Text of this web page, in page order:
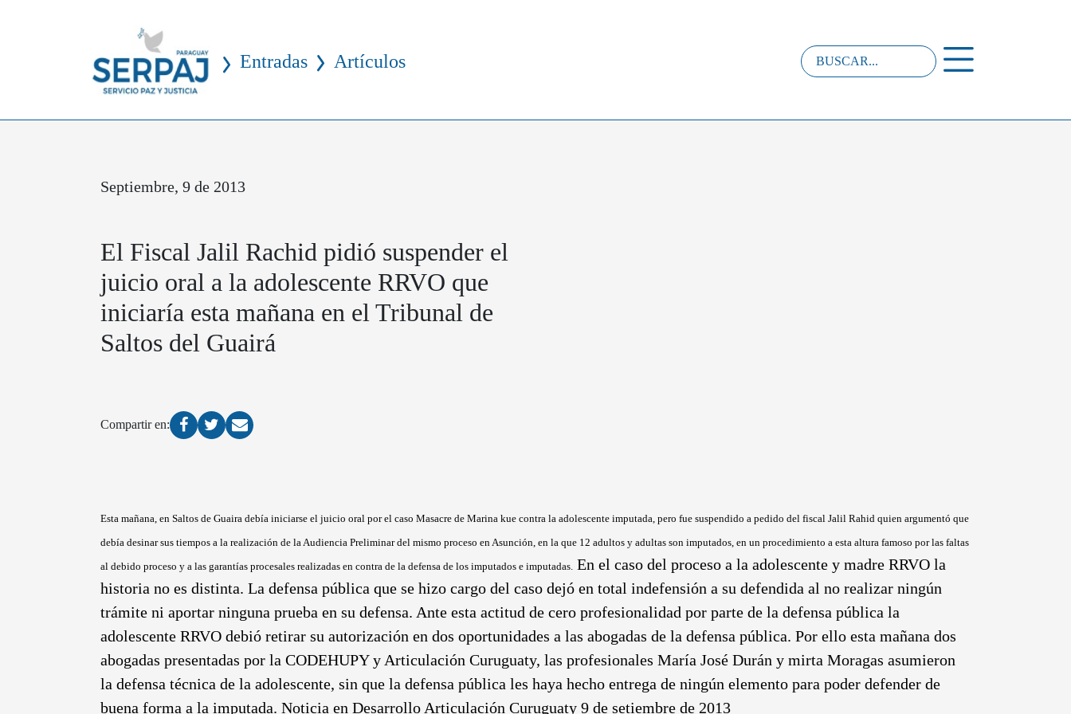
Entradas Artículos
Septiembre, 9 de 2013
El Fiscal Jalil Rachid pidió suspender el
juicio oral a la adolescente RRVO que
iniciaría esta mañana en el Tribunal de
Saltos del Guairá
Compartir en:
Esta mañana, en Saltos de Guaira debía iniciarse el juicio oral por el caso Masacre de Marina kue contra la adolescente imputada, pero fue suspendido a pedido del fiscal Jalil Rahid quien argumentó que
debía desinar sus tiempos a la realización de la Audiencia Preliminar del mismo proceso en Asunción, en la que 12 adultos y adultas son imputados, en un procedimiento a esta altura famoso por las faltas
al debido proceso y a las garantías procesales realizadas en contra de la defensa de los imputados e imputadas. En el caso del proceso a la adolescente y madre RRVO la
historia no es distinta. La defensa pública que se hizo cargo del caso dejó en total indefensión a su defendida al no realizar ningún
trámite ni aportar ninguna prueba en su defensa. Ante esta actitud de cero profesionalidad por parte de la defensa pública la
adolescente RRVO debió retirar su autorización en dos oportunidades a las abogadas de la defensa pública. Por ello esta mañana dos
abogadas presentadas por la CODEHUPY y Articulación Curuguaty, las profesionales María José Durán y mirta Moragas asumieron
la defensa técnica de la adolescente, sin que la defensa pública les haya hecho entrega de ningún elemento para poder defender de
buena forma a la imputada. Noticia en Desarrollo Articulación Curuguaty 9 de setiembre de 2013